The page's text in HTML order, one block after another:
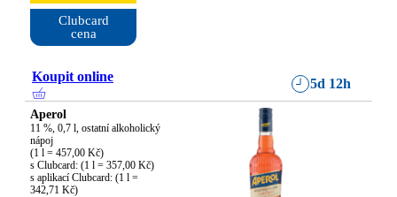
Clubcard
cena
Koupit online 5d 12h
Aperol
11 %, 0,7 l, ostatní alkoholický
nápoj
(1 l = 457,00 Kč)
s Clubcard: (1 l = 357,00 Kč)
s aplikací Clubcard: (1 l =
342,71 Kč)